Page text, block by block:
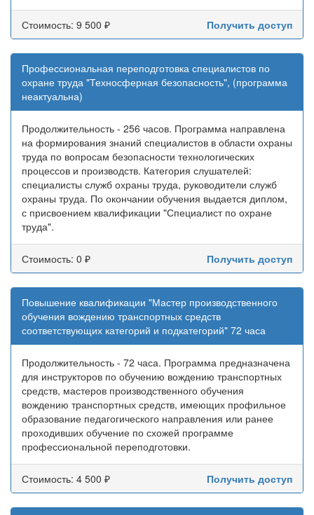
Стоимость: 9 500 ₽ Получить доступ
Профессиональная переподготовка специалистов по
охране труда "Техносферная безопасность", (программа
неактуальна)
Продолжительность - 256 часов. Программа направлена
на формирования знаний специалистов в области охраны
труда по вопросам безопасности технологических
процессов и производств. Категория слушателей:
специалисты служб охраны труда, руководители служб
охраны труда. По окончании обучения выдается диплом,
с присвоением квалификации "Специалист по охране
труда".
Стоимость: 0 ₽ Получить доступ
Повышение квалификации "Мастер производственного
обучения вождению транспортных средств
соответствующих категорий и подкатегорий" 72 часа
Продолжительность - 72 часа. Программа предназначена
для инструкторов по обучению вождению транспортных
средств, мастеров производственного обучения
вождению транспортных средств, имеющих профильное
образование педагогического направления или ранее
проходивших обучение по схожей программе
профессиональной переподготовки.
Стоимость: 4 500 ₽ Получить доступ